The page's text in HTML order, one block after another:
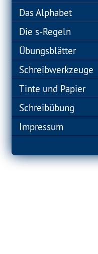
Das Alphabet
Die s-Regeln
Übungsblätter
Schreibwerkzeuge
Tinte und Papier
Schreibübung
Impressum